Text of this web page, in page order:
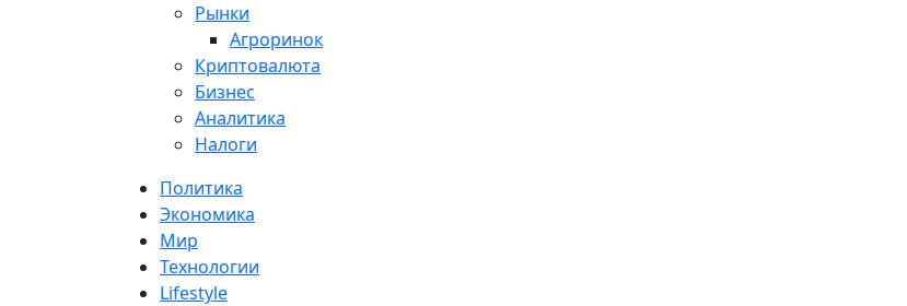
Рынки
Агроринок
Криптовалюта
Бизнес
Аналитика
Налоги
Политика
Экономика
Мир
Технологии
Lifestyle